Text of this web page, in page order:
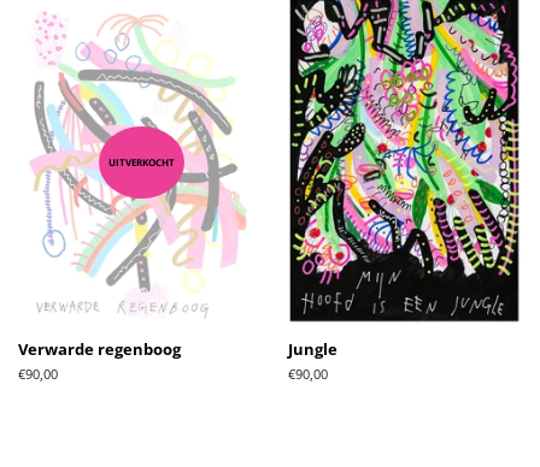
UITVERKOCHT
Verwarde regenboog
Normale
€90,00
Jungle
Normale
€90,00